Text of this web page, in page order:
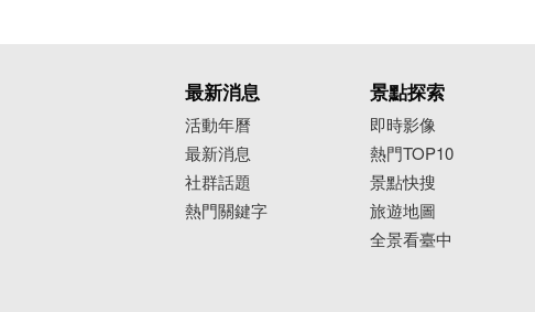
最新消息
活動年曆
最新消息
社群話題
熱門關鍵字
景點探索
即時影像
熱門TOP10
景點快搜
旅遊地圖
全景看臺中